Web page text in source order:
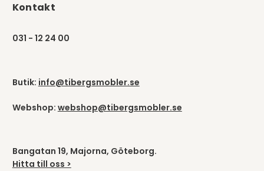
Kontakt
031 - 12 24 00
Butik: info@tibergsmobler.se
Webshop: webshop@tibergsmobler.se
Bangatan 19, Majorna, Göteborg.
Hitta till oss >